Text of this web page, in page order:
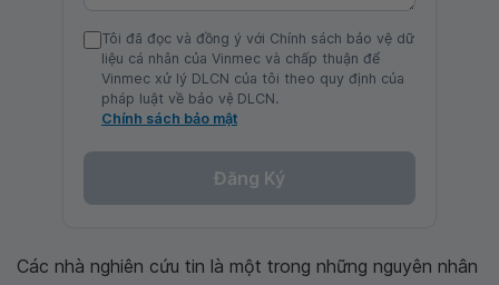
Tôi đã đọc và đồng ý với Chính sách bảo vệ dữ
liệu cá nhân của Vinmec và chấp thuận để
Vinmec xử lý DLCN của tôi theo quy định của
pháp luật về bảo vệ DLCN.
Chính sách bảo mật
Đăng Ký
Các nhà nghiên cứu tin là một trong những nguyên nhân